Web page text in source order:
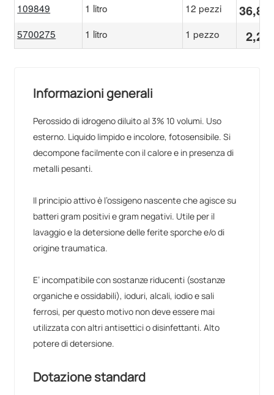
109849 1 litro 12 pezzi 36,84
5700275 1 litro 1 pezzo 2,28
Informazioni generali
Perossido di idrogeno diluito al 3% 10 volumi. Uso
esterno. Liquido limpido e incolore, fotosensibile. Si
decompone facilmente con il calore e in presenza di
metalli pesanti.
Il principio attivo è l’ossigeno nascente che agisce su
batteri gram positivi e gram negativi. Utile per il
lavaggio e la detersione delle ferite sporche e/o di
origine traumatica.
E’ incompatibile con sostanze riducenti (sostanze
organiche e ossidabili), ioduri, alcali, iodio e sali
ferrosi, per questo motivo non deve essere mai
utilizzata con altri antisettici o disinfettanti. Alto
potere di detersione.
Dotazione standard